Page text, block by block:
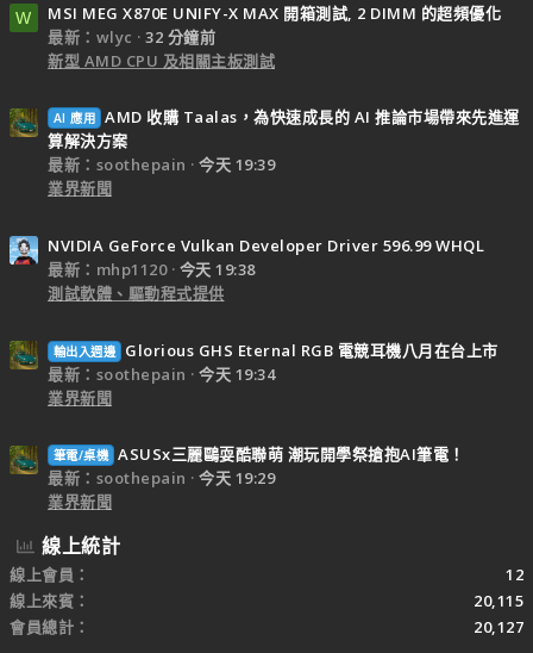
W
MSI MEG X870E UNIFY-X MAX 開箱測試, 2 DIMM 的超頻優化
最新：wlyc
32 分鐘前
新型 AMD CPU 及相關主板測試
AI 應用 AMD 收購 Taalas，為快速成長的 AI 推論市場帶來先進運
算解決方案
最新：soothepain
今天 19:39
業界新聞
NVIDIA GeForce Vulkan Developer Driver 596.99 WHQL
最新：mhp1120
今天 19:38
測試軟體、驅動程式提供
輸出入週邊
Glorious GHS Eternal RGB 電競耳機八月在台上市
最新：soothepain
今天 19:34
業界新聞
筆電/桌機 ASUSx三麗鷗耍酷聯萌 潮玩開學祭搶抱AI筆電！
最新：soothepain
今天 19:29
業界新聞
線上統計
線上會員
12
線上來賓
20,115
會員總計
20,127